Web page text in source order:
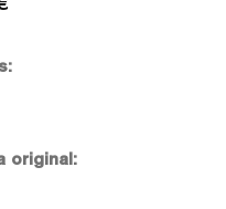
original: